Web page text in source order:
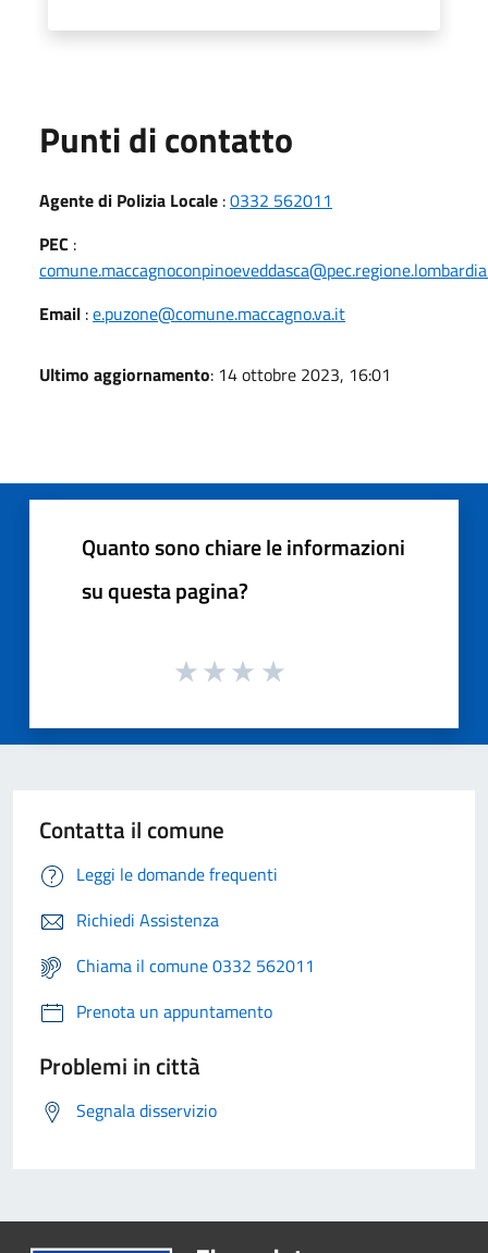
Punti di contatto
Agente di Polizia Locale :0332 562011
PEC :
Email :e.puzone@comune.maccagno.va.it
Ultimo aggiornamento: 14 ottobre 2023, 16:01
Quanto sono chiare le informazioni
su questa pagina?
Contatta il comune
Leggi le domande frequenti
Richiedi Assistenza
Chiama il comune 0332 562011
Prenota un appuntamento
Problemi in città
Segnala disservizio